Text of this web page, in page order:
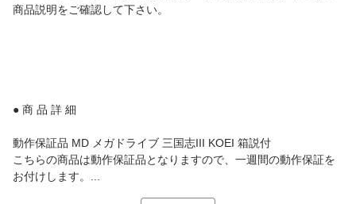
商品説明をご確認して下さい。
● 商 品 詳 細
動作保証品 MD メガドライブ 三国志III KOEI 箱説付
こちらの商品は動作保証品となりますので、一週間の動作保証を
お付けします。...